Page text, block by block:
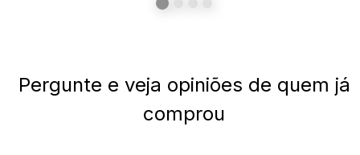
Pergunte e veja opiniões de quem já
comprou